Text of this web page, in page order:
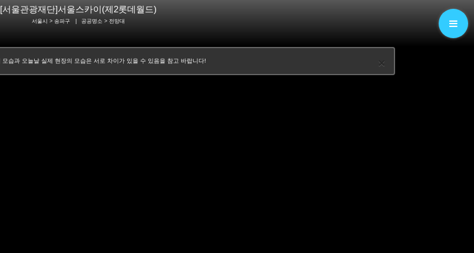
[서울관광재단]서울스카이(제2롯데월드)
서울시 > 송파구 공공명소 > 전망대